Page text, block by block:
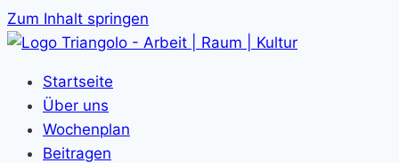
Zum Inhalt springen
Startseite
Über uns
Wochenplan
Beitragen